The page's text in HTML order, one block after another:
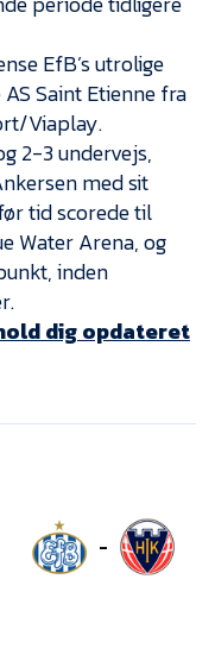
EfB’s utrolige
Saint Etienne fra
Viaplay.
2-3 undervejs,
med sit
tid scorede til
Water Arena, og
inden
dig opdateret
-